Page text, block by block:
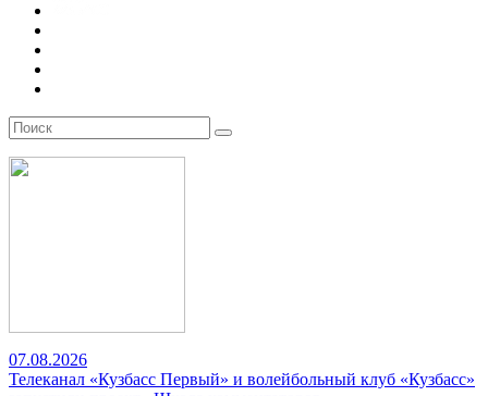
07.08.2026
Телеканал «Кузбасс Первый» и волейбольный клуб «Кузбасс»